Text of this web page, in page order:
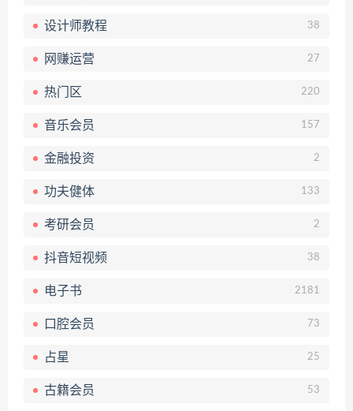
设计师教程 38
网赚运营 27
热门区 220
音乐会员 157
金融投资 2
功夫健体 133
考研会员 2
抖音短视频 38
电子书 2181
口腔会员 73
占星 25
古籍会员 53